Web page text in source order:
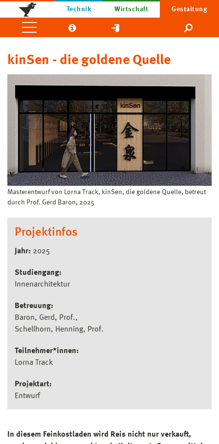
Technik Wirtschaft Gestaltung
kinSen - die goldene Quelle
Masterentwurf von Lorna Track, kinSen, die goldene Quelle, betreut
durch Prof. Gerd Baron, 2025
Projektinfos
Jahr: 2025
Studiengang:
Innenarchitektur
Betreuung:
Baron, Gerd, Prof.
Schellhorn, Henning, Prof.
Teilnehmer*innen:
Lorna Track
Projektart:
Entwurf
In diesem Feinkostladen wird Reis nicht nur verkauft,